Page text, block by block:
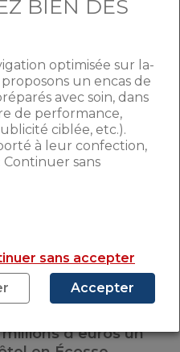
d’une nouvelle et
INVESTIT
DE
du tennis
mais il a
(du moins une
de luxe. Celui qui
millions d’euros un
BIEN DES
optimisée sur la-
un encas de
avec soin, dans
de performance,
ciblée, etc.).
à leur confection,
Continuer sans
sans accepter
Accepter